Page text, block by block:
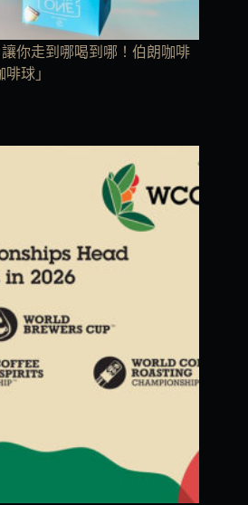
你走到哪喝到哪！伯朗咖啡
球」